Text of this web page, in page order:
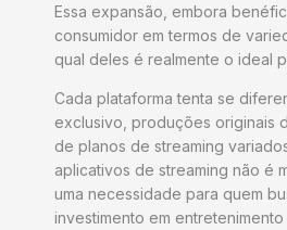
Essa expansão, embora
consumidor em termos de
qual deles é realmente o ideal
Cada plataforma tenta se
exclusivo, produções originais
de planos de streaming
aplicativos de streaming não é
uma necessidade para quem
investimento em